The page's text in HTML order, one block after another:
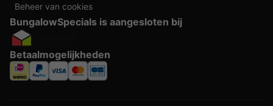
Beheer van cookies
BungalowSpecials is aangesloten bij
Betaalmogelijkheden